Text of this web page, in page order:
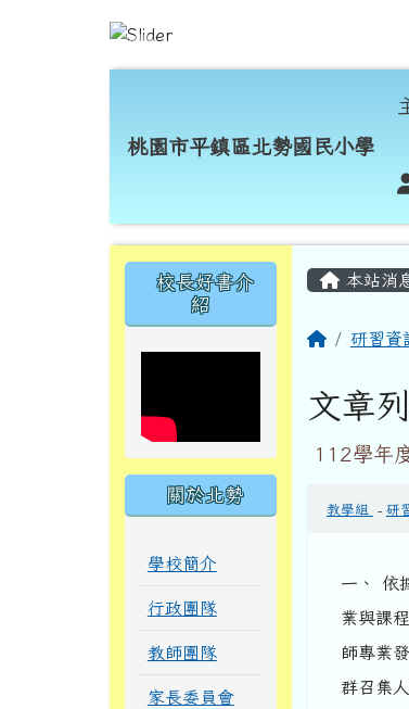
桃園市平鎮區北勢國
桃園市平鎮區北勢國民小學
左邊區域內容
校長好書介
紹
關於北勢
學校簡介
行政團隊
教師團隊
家長委員會
主內
本站消
回首頁研習資
文章
112學年
教學組 - 研
一、 依
業與課
師專業
群召集
頁尾區域